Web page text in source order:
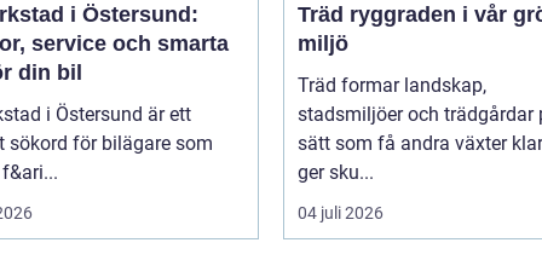
i Östersund:
service och smarta
din bil
i Östersund är ett
sökord för bilägare som
Träd ryggraden i vår gröna
miljö
Träd formar landskap,
stadsmiljöer och trädgårdar
sätt som få andra växter
ger sku...
04 juli 2026